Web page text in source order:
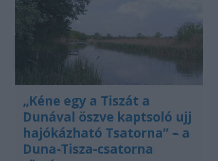
„Kéne egy a Tiszát a
Dunával öszve kaptsoló ujj
hajókázható Tsatorna” – a
Duna-Tisza-csatorna